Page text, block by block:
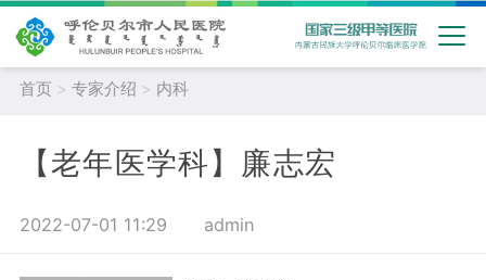
首页 > 专家介绍 > 内科
【老年医学科】廉志宏
2022-07-01 11:29 admin